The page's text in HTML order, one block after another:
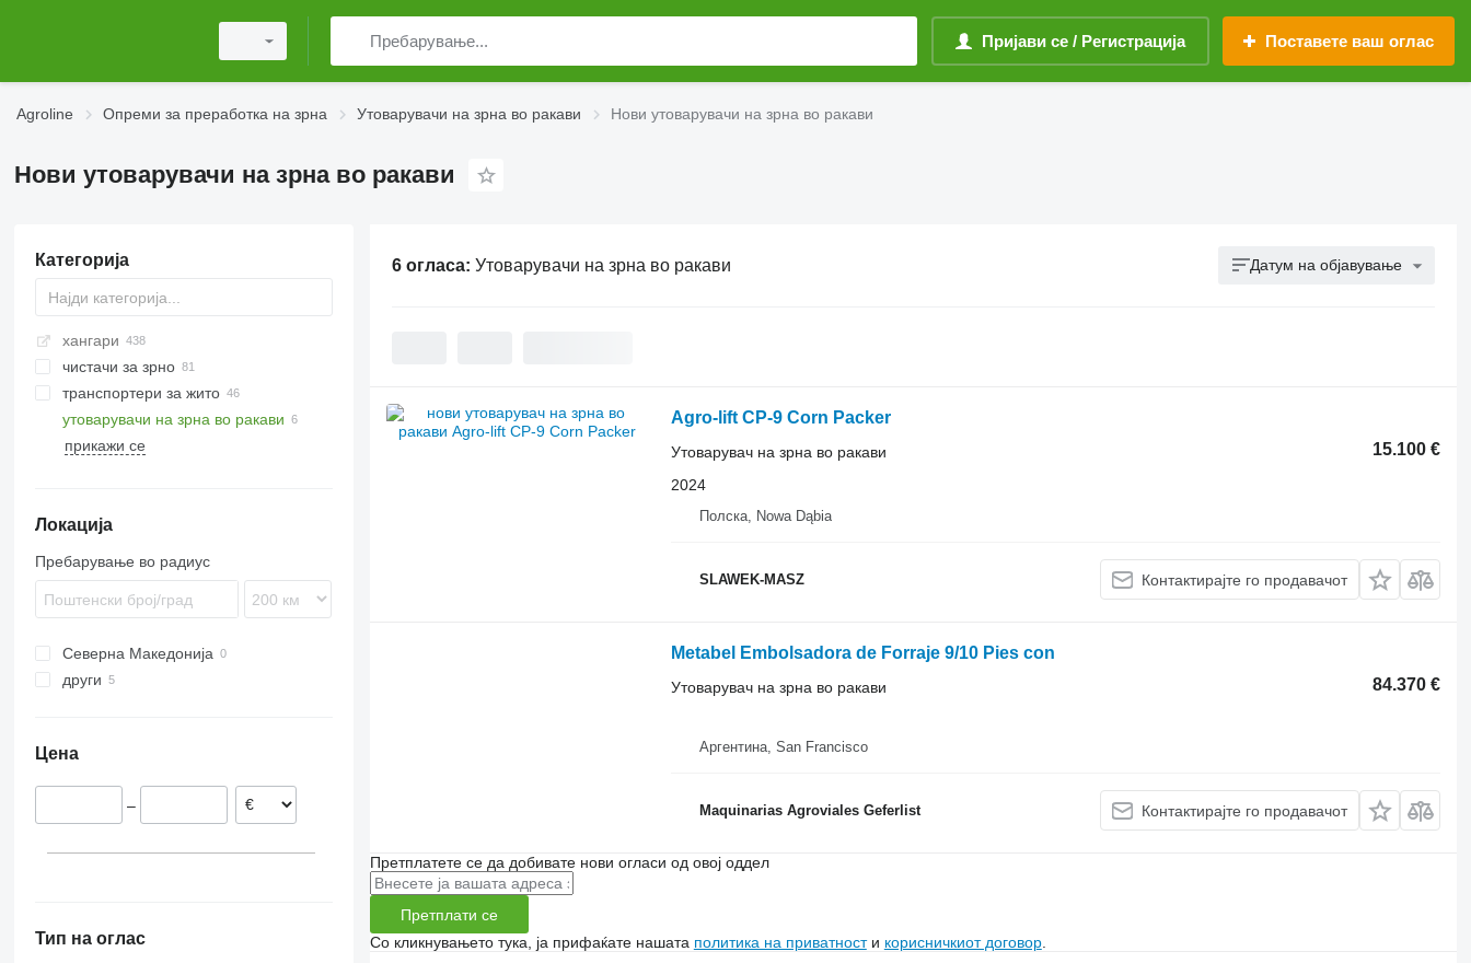
Пријави се / Регистрација Поставете ваш оглас
Agroline Опреми за преработка на зрна Утоварувачи на зрна во ракави Нови утоварувачи на зрна во ракави
Нови утоварувачи на зрна во ракави
Категорија
хангари
чистачи за зрно
транспортери за жито
утоварувачи на зрна во ракави
прикажи се
Локација
Пребарување во радиус
Северна Македонија
други
Цена
–
Тип на оглас
6 огласа: Утоварувачи на зрна во ракави Датум на објавување
Agro-lift CP-9 Corn Packer
15.100 €
Утоварувач на зрна во ракави
2024
Полска, Nowa Dąbia
SLAWEK-MASZ Контактирајте го продавачот
Metabel Embolsadora de Forraje 9/10 Pies con
84.370 €
Утоварувач на зрна во ракави
Аргентина, San Francisco
Maquinarias Agroviales Geferlist Контактирајте го продавачот
Претплатете се да добивате нови огласи од овој оддел
Претплати се
Со кликнувањето тука, ја прифаќате нашата политика на приватности корисничкиот договор.